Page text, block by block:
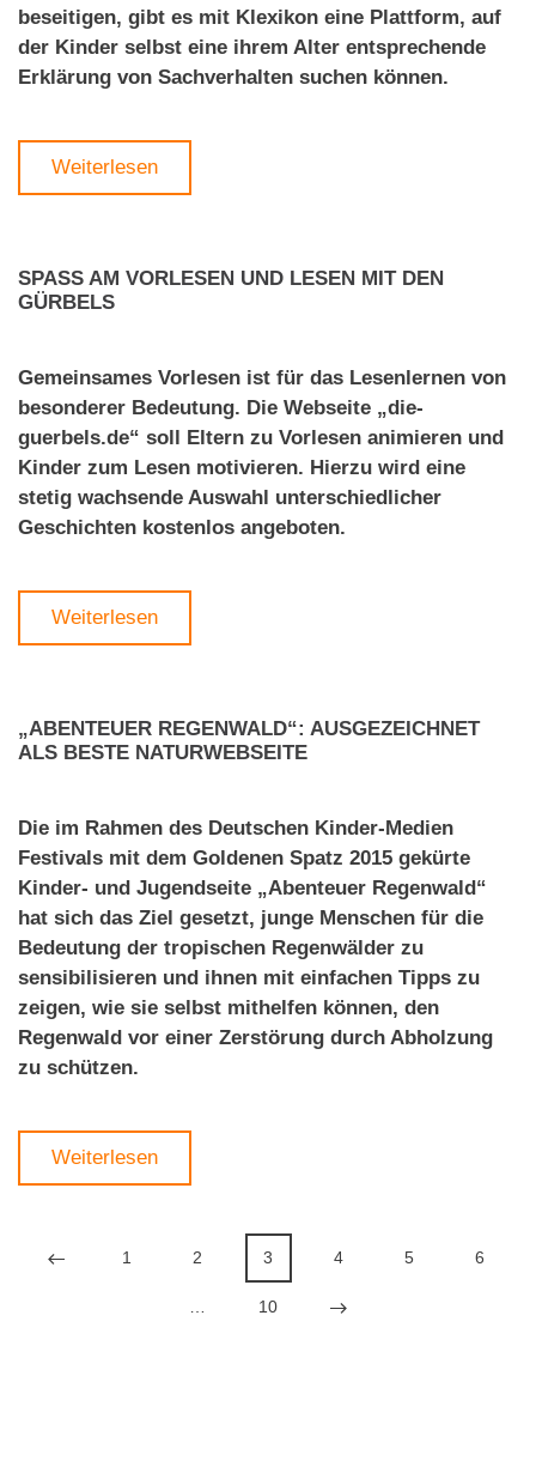
beseitigen, gibt es mit Klexikon eine Plattform, auf
der Kinder selbst eine ihrem Alter entsprechende
Erklärung von Sachverhalten suchen können.
Weiterlesen
SPASS AM VORLESEN UND LESEN MIT DEN G
ÜRBELS
Gemeinsames Vorlesen ist für das Lesenlernen von
besonderer Bedeutung. Die Webseite „die-
guerbels.de“ soll Eltern zu Vorlesen animieren und
Kinder zum Lesen motivieren. Hierzu wird eine
stetig wachsende Auswahl unterschiedlicher
Geschichten kostenlos angeboten.
Weiterlesen
„ABENTEUER REGENWALD“: AUSGEZEICHNET
ALS BESTE NATURWEBSEITE
Die im Rahmen des Deutschen Kinder-Medien
Festivals mit dem Goldenen Spatz 2015 gekürte
Kinder- und Jugendseite „Abenteuer Regenwald“
hat sich das Ziel gesetzt, junge Menschen für die
Bedeutung der tropischen Regenwälder zu
sensibilisieren und ihnen mit einfachen Tipps zu
zeigen, wie sie selbst mithelfen können, den
Regenwald vor einer Zerstörung durch Abholzung
zu schützen.
Weiterlesen
1 2 3 4 5 6
10